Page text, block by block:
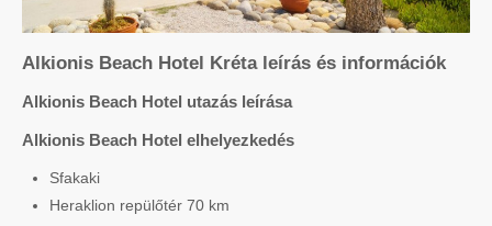
Alkionis Beach Hotel Kréta leírás és információk
Alkionis Beach Hotel utazás leírása
Alkionis Beach Hotel elhelyezkedés
Sfakaki
Heraklion repülőtér 70 km